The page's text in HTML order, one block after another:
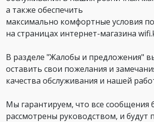
а также обеспечить
максимально комфортные условия
на страницах интернет-магазина
В разделе "Жалобы и предложения"
оставить свои пожелания и
качества обслуживания и нашей
Мы гарантируем, что все сообщения
рассмотрены руководством, и будут